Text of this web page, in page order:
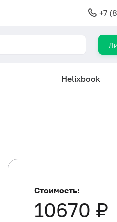
+7
Helixbook
Стоимость:
10670 ₽